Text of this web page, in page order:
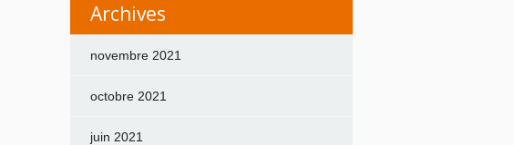
Archives
novembre 2021
octobre 2021
juin 2021